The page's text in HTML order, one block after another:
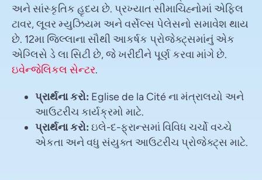
અને સાંસ્કૃતિક હૃદય છે. પ્રખ્યાત સીમાચિહ્નોમાં એફિલ
ટાવર, લૂવર મ્યુઝિયમ અને વર્સેલ્સ પેલેસનો સમાવેશ થાય
છે. 12મા જિલ્લાના સૌથી આકર્ષક પ્રોજેક્ટ્સમાંનું એક
એગ્લિસે ડે લા સિટી છે, જે ખરીદીને પૂર્ણ કરવા માંગે છે.
ઇવેન્જેલિકલ સેન્ટર.
પ્રાર્થના કરો: Eglise de la Cité ના મંત્રાલયો અને
આઉટરીચ કાર્યક્રમો માટે.
પ્રાર્થના કરો: ઇલે-દ-ફ્રાન્સમાં વિવિધ ચર્ચો વચ્ચે
એકતા અને વધુ સંયુક્ત આઉટરીચ પ્રોજેક્ટ્સ માટે.